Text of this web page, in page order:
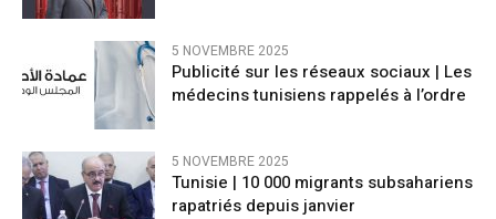
5 NOVEMBRE 2025
Publicité sur les réseaux sociaux | Les
médecins tunisiens rappelés à l’ordre
5 NOVEMBRE 2025
Tunisie | 10 000 migrants subsahariens
rapatriés depuis janvier